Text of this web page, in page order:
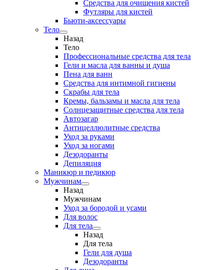
Средства для очищения кистей
Футляры для кистей
Бьюти-аксессуары
Тело
Назад
Тело
Профессиональные средства для тела
Гели и масла для ванны и душа
Пена для ванн
Средства для интимной гигиены
Скрабы для тела
Кремы, бальзамы и масла для тела
Солнцезащитные средства для тела
Автозагар
Антицеллюлитные средства
Уход за руками
Уход за ногами
Дезодоранты
Депиляция
Маникюр и педикюр
Мужчинам
Назад
Мужчинам
Уход за бородой и усами
Для волос
Для тела
Назад
Для тела
Гели для душа
Дезодоранты